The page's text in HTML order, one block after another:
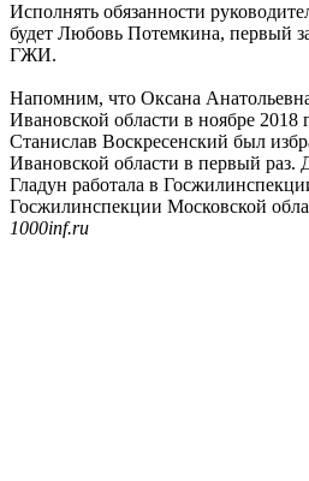
Исполнять обязанности
будет Любовь Потемкина, первый
ГЖИ.
Напомним, что Оксана
Ивановской области в ноябре 2018
Станислав Воскресенский был
Ивановской области в первый раз.
Гладун работала в
Госжилинспекции Московской
1000inf.ru